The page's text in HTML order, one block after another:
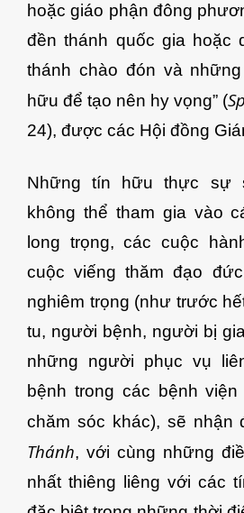
hoặc giáo phận đông
đền thánh quốc gia hoặc
thánh chào đón và
hữu để tạo nên hy vọng” (
24), được các Hội đồng
Những tín hữu thực sự
không thể tham gia vào
long trọng, các cuộc
cuộc viếng thăm đạo
nghiêm trọng (như trước
tu, người bệnh, người bị
những người phục vụ
bệnh trong các bệnh
chăm sóc khác), sẽ
Thánh, với cùng những
nhất thiêng liêng với các